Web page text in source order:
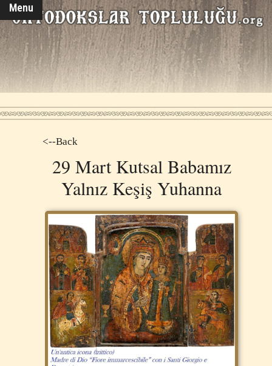
Menu
<--Back
29 Mart Kutsal Babamız
Yalnız Keşiş Yuhanna